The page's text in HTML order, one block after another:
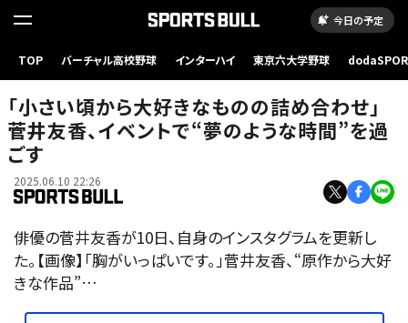
今日の予定
TOP バーチャル高校野球 インターハイ 東京六大学野球
「小さい頃から大好きなものの詰め合わせ」
菅井友香、イベントで“夢のような時間”を過
ごす
2025.06.10 22:26
俳優の菅井友香が10日、自身のインスタグラムを更新し
た。【画像】「胸がいっぱいです。」菅井友香、“原作から大好
きな作品”…